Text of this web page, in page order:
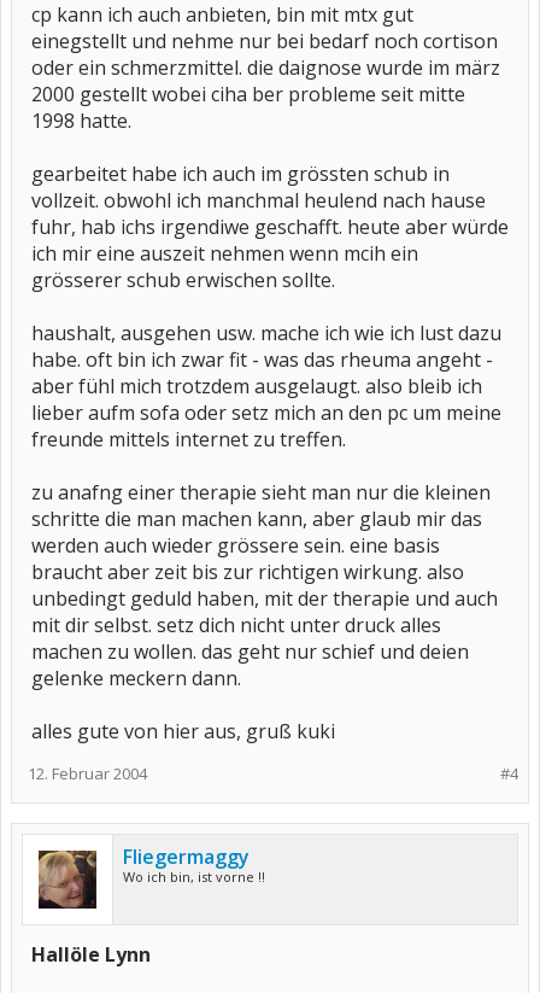
cp kann ich auch anbieten, bin mit mtx gut
einegstellt und nehme nur bei bedarf noch cortison
oder ein schmerzmittel. die daignose wurde im märz
2000 gestellt wobei ciha ber probleme seit mitte
1998 hatte.
gearbeitet habe ich auch im grössten schub in
vollzeit. obwohl ich manchmal heulend nach hause
fuhr, hab ichs irgendiwe geschafft. heute aber würde
ich mir eine auszeit nehmen wenn mcih ein
grösserer schub erwischen sollte.
haushalt, ausgehen usw. mache ich wie ich lust dazu
habe. oft bin ich zwar fit - was das rheuma angeht -
aber fühl mich trotzdem ausgelaugt. also bleib ich
lieber aufm sofa oder setz mich an den pc um meine
freunde mittels internet zu treffen.
zu anafng einer therapie sieht man nur die kleinen
schritte die man machen kann, aber glaub mir das
werden auch wieder grössere sein. eine basis
braucht aber zeit bis zur richtigen wirkung. also
unbedingt geduld haben, mit der therapie und auch
mit dir selbst. setz dich nicht unter druck alles
machen zu wollen. das geht nur schief und deien
gelenke meckern dann.
alles gute von hier aus, gruß kuki
#4
12. Februar 2004
Fliegermaggy
Wo ich bin, ist vorne !!
Hallöle Lynn